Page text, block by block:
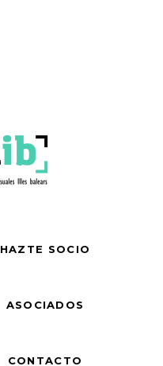
HAZTE SOCIO
ASOCIADOS
CONTACTO